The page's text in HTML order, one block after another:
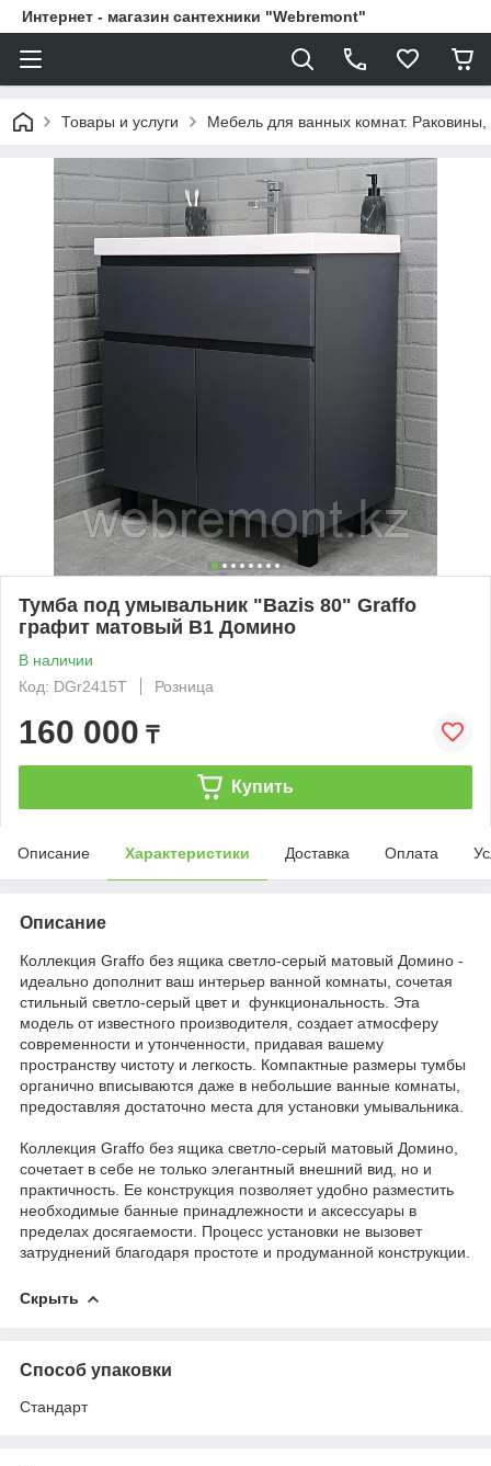
Интернет - магазин сантехники "Webremont"
Товары и услуги Мебель для ванных комнат.
Тумба под умывальник "Bazis 80" Graffo
графит матовый В1 Домино
В наличии
Код: DGr2415T
Розница
160 000 ₸
Купить
Описание Характеристики Доставка Оплата
Описание
Коллекция Graffo без ящика светло-серый матовый Домино -
идеально дополнит ваш интерьер ванной комнаты, сочетая
стильный светло-серый цвет и функциональность. Эта
модель от известного производителя, создает атмосферу
современности и утонченности, придавая вашему
пространству чистоту и легкость. Компактные размеры тумбы
органично вписываются даже в небольшие ванные комнаты,
предоставляя достаточно места для установки умывальника.
Коллекция Graffo без ящика светло-серый матовый Домино,
сочетает в себе не только элегантный внешний вид, но и
практичность. Ее конструкция позволяет удобно разместить
необходимые банные принадлежности и аксессуары в
пределах досягаемости. Процесс установки не вызовет
затруднений благодаря простоте и продуманной конструкции.
Скрыть
Способ упаковки
Стандарт